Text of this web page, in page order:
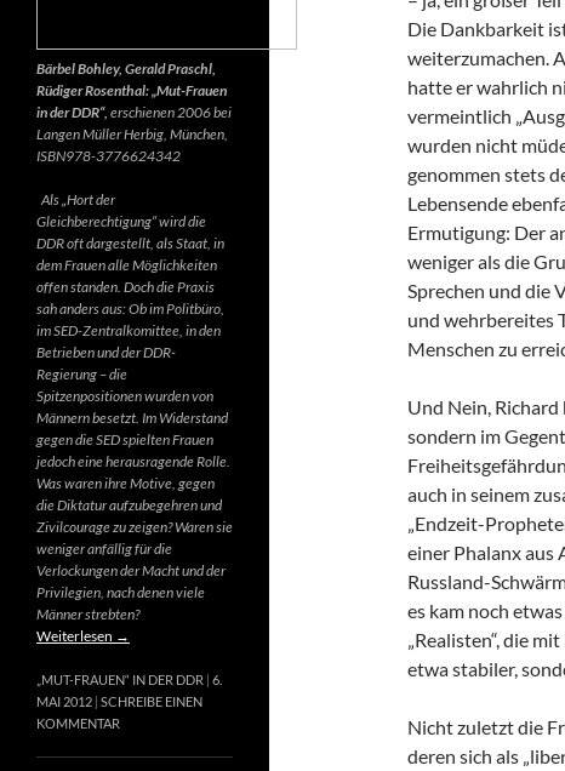
Die Dankbarkeit
weiterzumachen.
hatte er wahrlich
vermeintlich
wurden nicht
genommen stets
Lebensende
Ermutigung: Der
weniger als die
Sprechen und die
und wehrbereites
Menschen zu
Und Nein,
sondern im
auch in seinem
„Endzeit-
einer Phalanx
Russland-
es kam noch
„Realisten“, die
etwa stabiler,
Nicht zuletzt die
deren sich als
Bärbel Bohley, Gerald Praschl,
Rüdiger Rosenthal: „Mut-Frauen
in der DDR“, erschienen 2006 bei
Langen Müller Herbig, München,
ISBN978-3776624342
Als „Hort der
Gleichberechtigung“ wird die
DDR oft dargestellt, als Staat, in
dem Frauen alle Möglichkeiten
offen standen. Doch die Praxis
sah anders aus: Ob im Politbüro,
im SED-Zentralkomittee, in den
Betrieben und der DDR-
Regierung – die
Spitzenpositionen wurden von
Männern besetzt. Im Widerstand
gegen die SED spielten Frauen
jedoch eine herausragende Rolle.
Was waren ihre Motive, gegen
die Diktatur aufzubegehren und
Zivilcourage zu zeigen? Waren sie
weniger anfällig für die
Verlockungen der Macht und der
Privilegien, nach denen viele
Männer strebten?
Weiterlesen →
„MUT-FRAUEN“ IN DER DDR 6.
MAI 2012 SCHREIBE EINEN
KOMMENTAR